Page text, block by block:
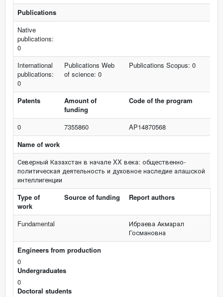
Publications
Native
publications:
0
International
publications:
0
Publications Web
of science: 0
Publications Scopus: 0
Patents
Amount of
funding
Code of the program
0 7355860
AP14870568
Name of work
Северный Казахстан в начале XX века: общественно-
политическая деятельность и духовное наследие алашской
интеллигенции
Type of
work
Source of funding Report authors
Fundamental
Ибраева Акмарал
Госмановна
Engineers from production
0
Undergraduates
0
Doctoral students